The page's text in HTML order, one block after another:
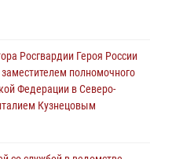
Росгвардии Героя России
полномочного
Федерации в Северо-
Кузнецовым